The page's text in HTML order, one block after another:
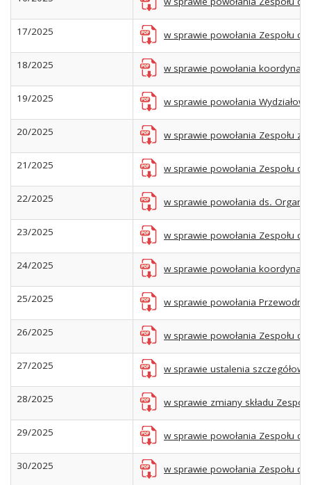
17/2025 w sprawie powołania Zespołu
18/2025 w sprawie powołania
19/2025 w sprawie powołania
20/2025 w sprawie powołania Zespołu
21/2025 w sprawie powołania Zespołu ds
22/2025 w sprawie powołania ds.
23/2025 w sprawie powołania Zespołu
24/2025 w sprawie powołania
25/2025 w sprawie powołania
26/2025 w sprawie powołania Zespołu
27/2025 w sprawie ustalenia
28/2025 w sprawie zmiany składu
29/2025 w sprawie powołania Zespołu
30/2025 w sprawie powołania Zespołu